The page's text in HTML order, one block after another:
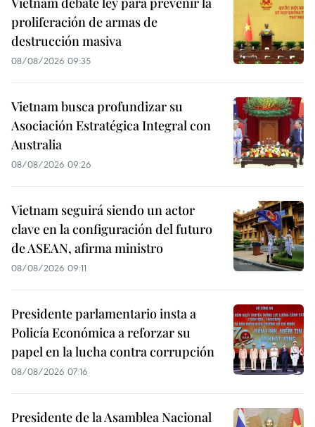
proliferación de armas de
destrucción masiva
08/08/2026 09:35
Vietnam busca profundizar su
Asociación Estratégica Integral con
Australia
08/08/2026 09:26
Vietnam seguirá siendo un actor
clave en la configuración del futuro
de ASEAN, afirma ministro
08/08/2026 09:11
Presidente parlamentario insta a
Policía Económica a reforzar su
papel en la lucha contra corrupción
08/08/2026 07:16
Presidente de la Asamblea Nacional